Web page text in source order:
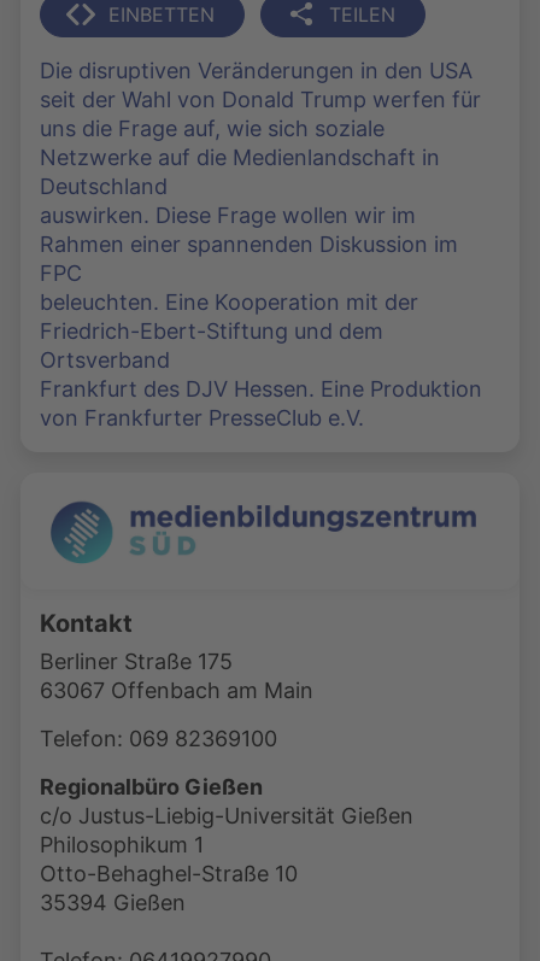
EINBETTEN TEILEN
Die disruptiven Veränderungen in den USA
seit der Wahl von Donald Trump werfen für
uns die Frage auf, wie sich soziale
Netzwerke auf die Medienlandschaft in
Deutschland
auswirken. Diese Frage wollen wir im
Rahmen einer spannenden Diskussion im
FPC
beleuchten. Eine Kooperation mit der
Friedrich-Ebert-Stiftung und dem
Ortsverband
Frankfurt des DJV Hessen. Eine Produktion
von Frankfurter PresseClub e.V.
Kontakt
Berliner Straße 175
63067 Offenbach am Main
Telefon: 069 82369100
Regionalbüro Gießen
c/o Justus-Liebig-Universität Gießen
Philosophikum 1
Otto-Behaghel-Straße 10
35394 Gießen